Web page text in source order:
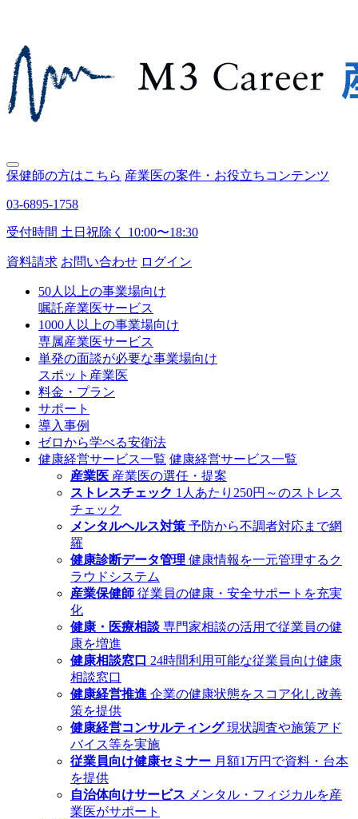
保健師の方はこちら 産業医の案件・お役立ちコンテンツ
03-6895-1758
受付時間 土日祝除く 10:00〜18:30
資料請求 お問い合わせ ログイン
50人以上の事業場向け
嘱託産業医サービス
1000人以上の事業場向け
専属産業医サービス
単発の面談が必要な事業場向け
スポット産業医
料金・プラン
サポート
導入事例
ゼロから学べる安衛法
健康経営サービス一覧 健康経営サービス一覧
産業医 産業医の選任・提案
ストレスチェック 1人あたり250円～のストレス
チェック
メンタルヘルス対策 予防から不調者対応まで網
羅
健康診断データ管理 健康情報を一元管理するク
ラウドシステム
産業保健師 従業員の健康・安全サポートを充実
化
健康・医療相談 専門家相談の活用で従業員の健
康を増進
健康相談窓口 24時間利用可能な従業員向け健康
相談窓口
健康経営推進 企業の健康状態をスコア化し改善
策を提供
健康経営コンサルティング現状調査や施策アド
バイス等を実施
従業員向け健康セミナー 月額1万円で資料・台本
を提供
自治体向けサービス メンタル・フィジカルを産
業医がサポート